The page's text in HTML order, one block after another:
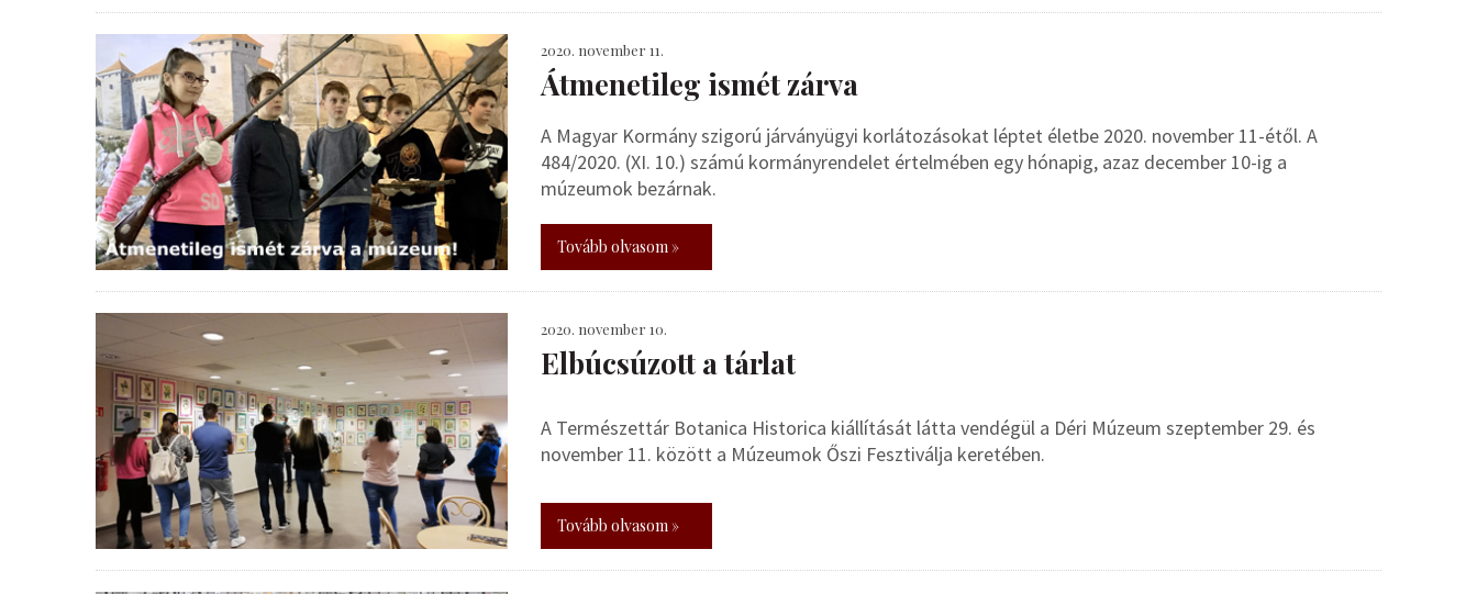
2020. november 11.
Átmenetileg ismét zárva
A Magyar Kormány szigorú járványügyi korlátozásokat léptet életbe 2020. november 11-étől. A
484/2020. (XI. 10.) számú kormányrendelet értelmében egy hónapig, azaz december 10-ig a
múzeumok bezárnak.
Tovább olvasom »
2020. november 10.
Elbúcsúzott a tárlat
A Természettár Botanica Historica kiállítását látta vendégül a Déri Múzeum szeptember 29. és
november 11. között a Múzeumok Őszi Fesztiválja keretében.
Tovább olvasom »